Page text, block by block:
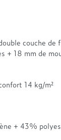
couche
+ 18 mm de
14 kg/m²
+ 43%